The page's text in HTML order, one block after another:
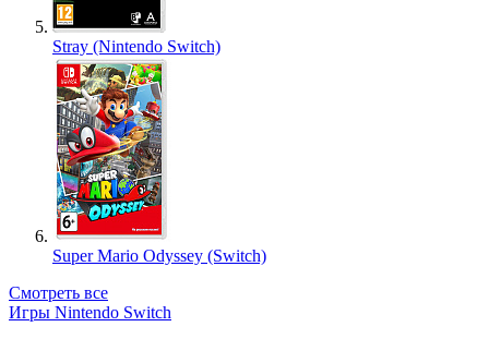
Stray (Nintendo Switch)
Super Mario Odyssey (Switch)
Смотреть все
Игры Nintendo Switch